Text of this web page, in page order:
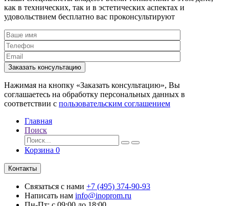
как в технических, так и в эстетических аспектах и
удовольствием бесплатно вас проконсультируют
Заказать консультацию
Нажимая на кнопку «Заказать консультацию», Вы
соглашаетесь на обработку персональных данных в
соответствии с пользовательским соглашением
Главная
Поиск
Корзина 0
Контакты
Связаться с нами +7 (495) 374-90-93
Написать нам info@inoprom.ru